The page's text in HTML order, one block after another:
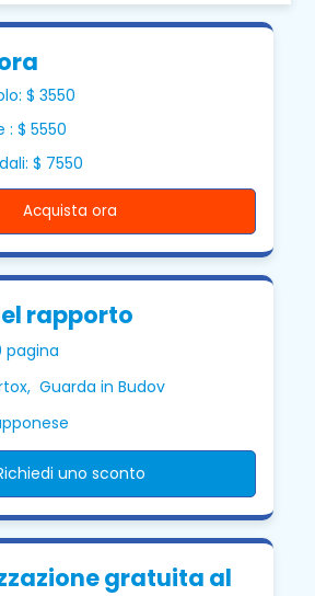
$ 3550
$ 5550
$ 7550
Acquista ora
rapporto
pagina
Guarda in Budov
uno sconto
gratuita al